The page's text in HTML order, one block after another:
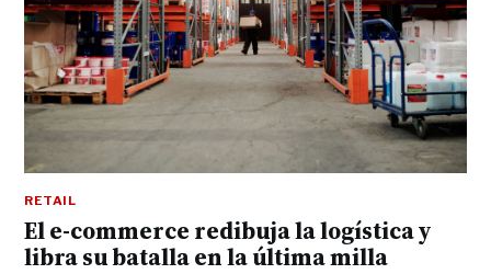
RETAIL
El e-commerce redibuja la logística y
libra su batalla en la última milla